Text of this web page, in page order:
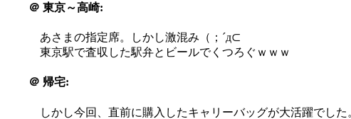
＠ 東京～高崎:
あさまの指定席。しかし激混み（；´д⊂
東京駅で査収した駅弁とビールでくつろぐｗｗｗ
＠ 帰宅:
しかし今回、直前に購入したキャリーバッグが大活躍でした